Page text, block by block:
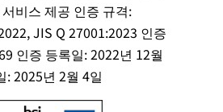
비스 제공 인증 규격:
JIS Q 27001:2023 인증
인증 등록일: 2022년 12월
: 2025년 2월 4일